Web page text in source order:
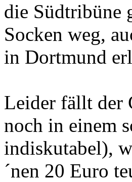
die Südtribüne
Socken weg,
in Dortmund
Leider fällt der
noch in einem
indiskutabel),
´nen 20 Euro